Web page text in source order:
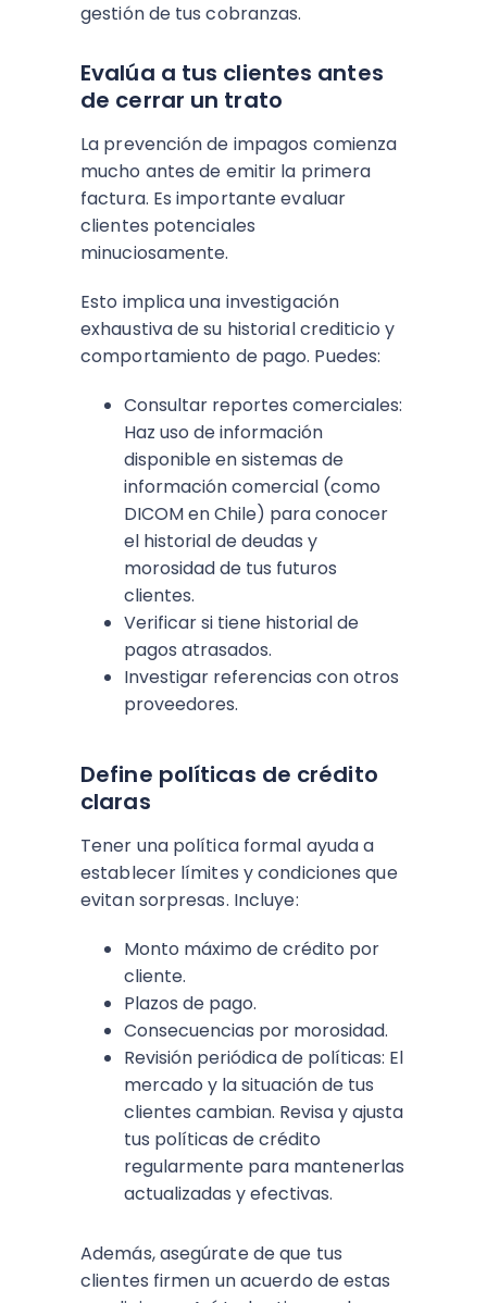
gestión de tus cobranzas.
Evalúa a tus clientes antes
de cerrar un trato
La prevención de impagos comienza
mucho antes de emitir la primera
factura. Es importante evaluar
clientes potenciales
minuciosamente.
Esto implica una investigación
exhaustiva de su historial crediticio y
comportamiento de pago. Puedes:
Consultar reportes comerciales:
Haz uso de información
disponible en sistemas de
información comercial (como
DICOM en Chile) para conocer
el historial de deudas y
morosidad de tus futuros
clientes.
Verificar si tiene historial de
pagos atrasados.
Investigar referencias con otros
proveedores.
Define políticas de crédito
claras
Tener una política formal ayuda a
establecer límites y condiciones que
evitan sorpresas. Incluye:
Monto máximo de crédito por
cliente.
Plazos de pago.
Consecuencias por morosidad.
Revisión periódica de políticas: El
mercado y la situación de tus
clientes cambian. Revisa y ajusta
tus políticas de crédito
regularmente para mantenerlas
actualizadas y efectivas.
Además, asegúrate de que tus
clientes firmen un acuerdo de estas